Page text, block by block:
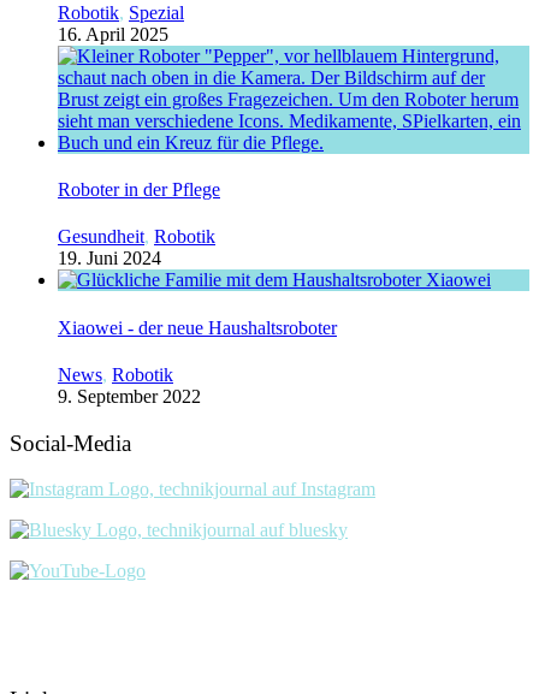
Robotik, Spezial
16. April 2025
Roboter in der Pflege
Gesundheit, Robotik
19. Juni 2024
Xiaowei - der neue Haushaltsroboter
News, Robotik
9. September 2022
Social-Media